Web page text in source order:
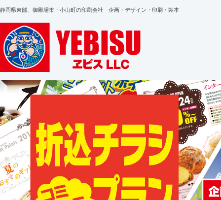
静岡県東部、御殿場市・小山町の印刷会社 企画・デザイン・印刷・製本